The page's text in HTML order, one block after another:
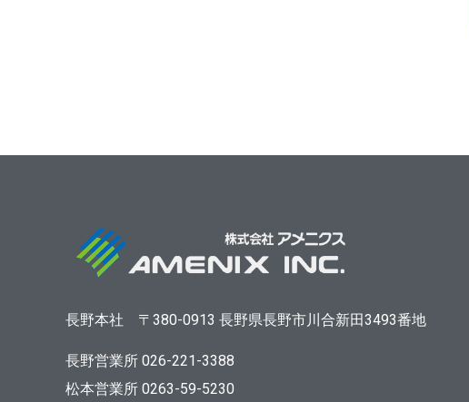
長野本社 〒380-0913 長野県長野市川合新田3493番地
長野営業所 026-221-3388
松本営業所 0263-59-5230